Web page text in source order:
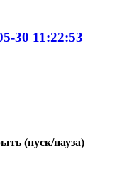
30 11:22:53
(пуск/пауза)